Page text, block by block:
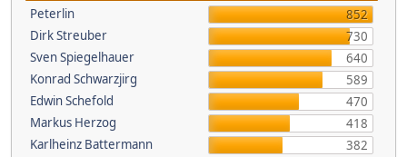
Peterlin
852
Dirk Streuber
730
Sven Spiegelhauer
640
Konrad Schwarzjirg
589
Edwin Schefold
470
Markus Herzog
418
Karlheinz Battermann
382